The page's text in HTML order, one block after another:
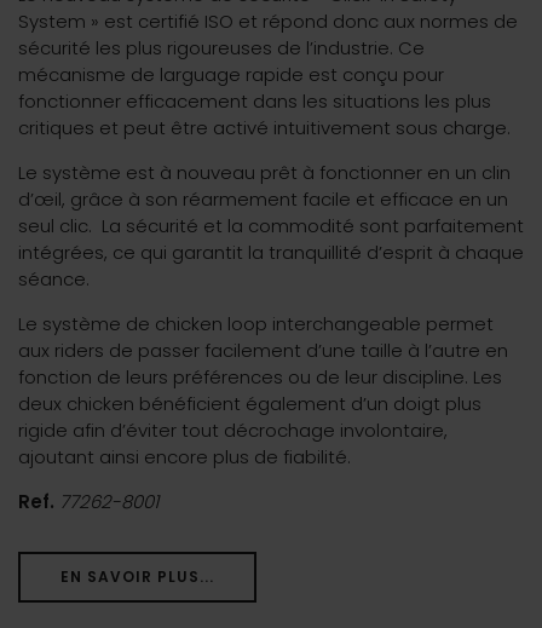
System » est certifié ISO et répond donc aux normes de
sécurité les plus rigoureuses de l’industrie. Ce
mécanisme de larguage rapide est conçu pour
fonctionner efficacement dans les situations les plus
critiques et peut être activé intuitivement sous charge.
Le système est à nouveau prêt à fonctionner en un clin
d’œil, grâce à son réarmement facile et efficace en un
seul clic. La sécurité et la commodité sont parfaitement
intégrées, ce qui garantit la tranquillité d’esprit à chaque
séance.
Le système de chicken loop interchangeable permet
aux riders de passer facilement d’une taille à l’autre en
fonction de leurs préférences ou de leur discipline. Les
deux chicken bénéficient également d’un doigt plus
rigide afin d’éviter tout décrochage involontaire,
ajoutant ainsi encore plus de fiabilité.
Ref. 77262-8001
EN SAVOIR PLUS...